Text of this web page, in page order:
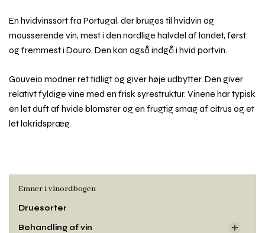
En hvidvinssort fra Portugal, der bruges til hvidvin og
mousserende vin, mest i den nordlige halvdel af landet, først
og fremmest i Douro. Den kan også indgå i hvid portvin.
Gouveio modner ret tidligt og giver høje udbytter. Den giver
relativt fyldige vine med en frisk syrestruktur. Vinene har typisk
en let duft af hvide blomster og en frugtig smag af citrus og et
let lakridspræg.
Emner i vinordbogen
Druesorter
Behandling af vin